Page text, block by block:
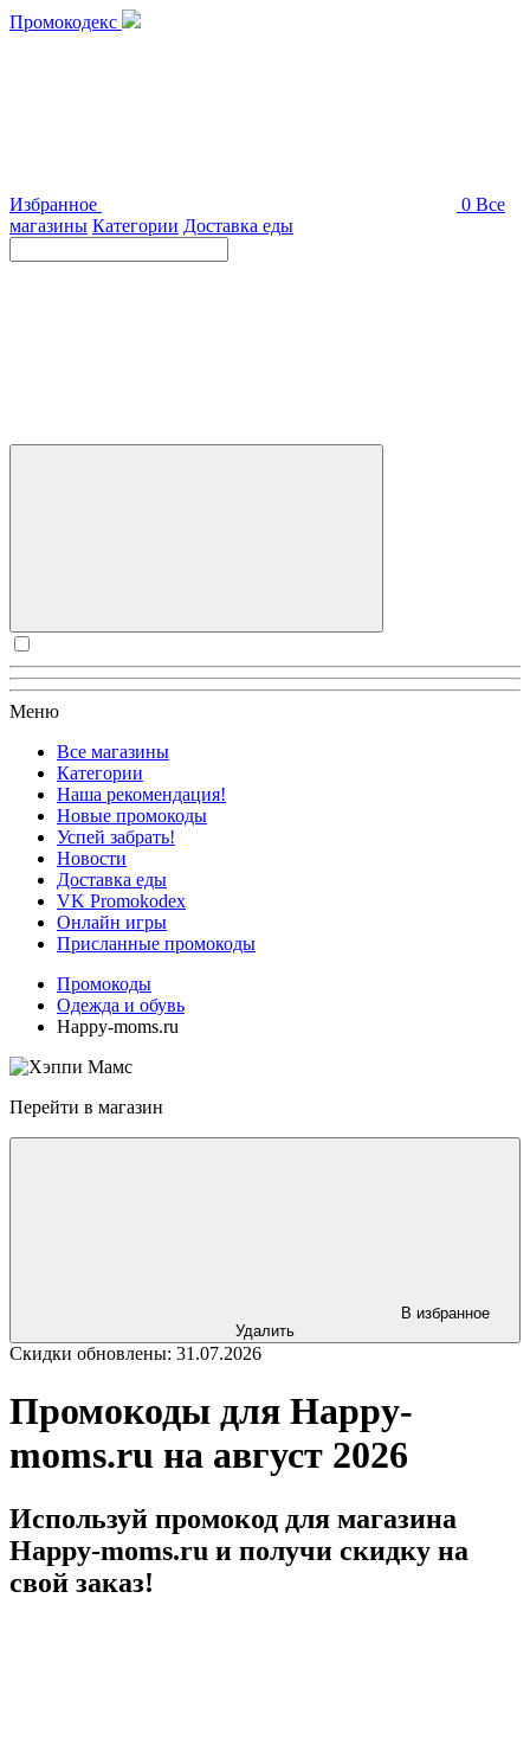
Промокодекс
Избранное 0 Все
магазины Категории Доставка еды
Меню
Все магазины
Категории
Наша рекомендация!
Новые промокоды
Успей забрать!
Новости
Доставка еды
VK Promokodex
Онлайн игры
Присланные промокоды
Промокоды
Одежда и обувь
Happy-moms.ru
Перейти в магазин
В избранное
Удалить
Скидки обновлены: 31.07.2026
Промокоды для Happy-
moms.ru на август 2026
Используй промокод для магазина
Happy-moms.ru и получи скидку на
свой заказ!